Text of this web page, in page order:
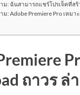
ม: ฉันสามารถแชร์โปรเจ็คที่สร้
ม: Adobe Premiere Pro เหม
ถาวร ล่